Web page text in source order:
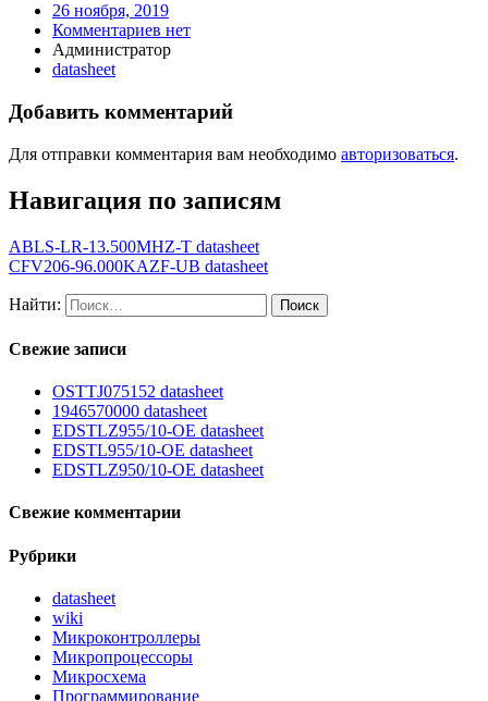
26 ноября, 2019
Комментариев нет
Администратор
datasheet
Добавить комментарий
Для отправки комментария вам необходимо авторизоваться.
Навигация по записям
ABLS-LR-13.500MHZ-T datasheet
CFV206-96.000KAZF-UB datasheet
Найти:
Свежие записи
OSTTJ075152 datasheet
1946570000 datasheet
EDSTLZ955/10-OE datasheet
EDSTL955/10-OE datasheet
EDSTLZ950/10-OE datasheet
Свежие комментарии
Рубрики
datasheet
wiki
Микроконтроллеры
Микропроцессоры
Микросхема
Программирование